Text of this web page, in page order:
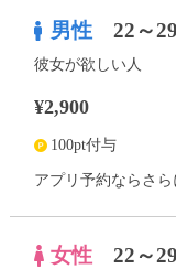
男性 22～
彼女が欲しい人
¥2,900
100pt付与
アプリ予約ならさら
女性 22～